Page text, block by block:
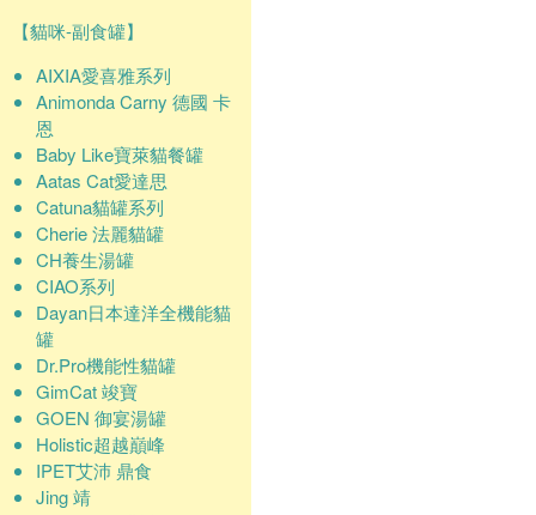
【貓咪-副食罐】
AIXIA愛喜雅系列
Animonda Carny 德國 卡
恩
Baby Like寶萊貓餐罐
Aatas Cat愛達思
Catuna貓罐系列
Cherie 法麗貓罐
CH養生湯罐
CIAO系列
Dayan日本達洋全機能貓
罐
Dr.Pro機能性貓罐
GimCat 竣寶
GOEN 御宴湯罐
Holistic超越巔峰
IPET艾沛 鼎食
Jing 靖